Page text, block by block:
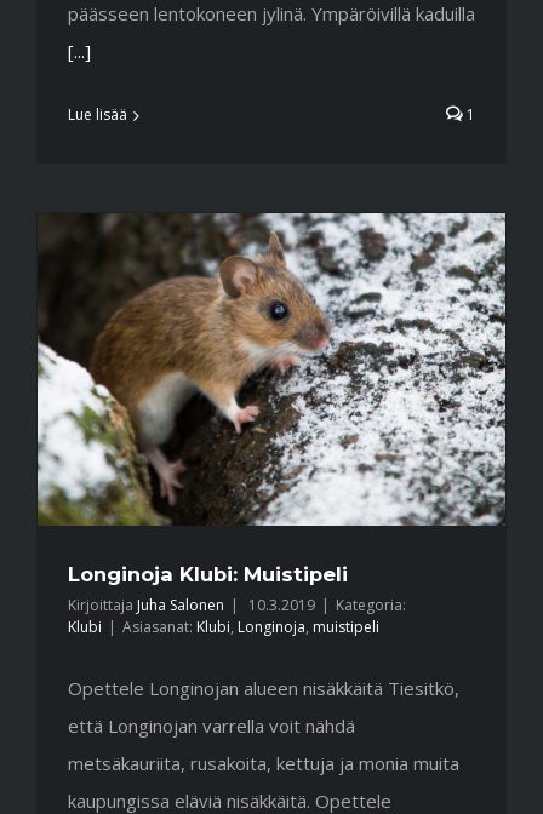
päässeen lentokoneen jylinä. Ympäröivillä kaduilla
[...]
Lue lisää 1
Longinoja Klubi: Muistipeli
Kirjoittaja Juha Salonen | 10.3.2019 | Kategoria:
Klubi | Asiasanat: Klubi, Longinoja, muistipeli
Opettele Longinojan alueen nisäkkäitä Tiesitkö,
että Longinojan varrella voit nähdä
metsäkauriita, rusakoita, kettuja ja monia muita
kaupungissa eläviä nisäkkäitä. Opettele